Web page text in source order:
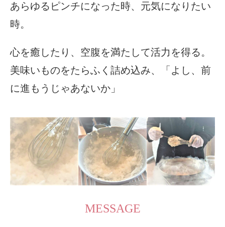
あらゆるピンチになった時、元気になりたい
時。
心を癒したり、空腹を満たして活力を得る。
美味いものをたらふく詰め込み、「よし、前
に進もうじゃあないか」
MESSAGE